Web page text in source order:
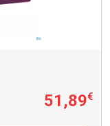
51,89€